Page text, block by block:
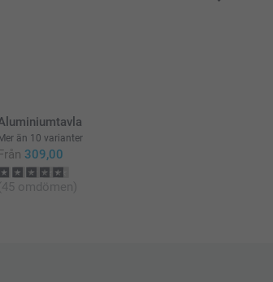
än 10 varianter
309,00
omdömen)